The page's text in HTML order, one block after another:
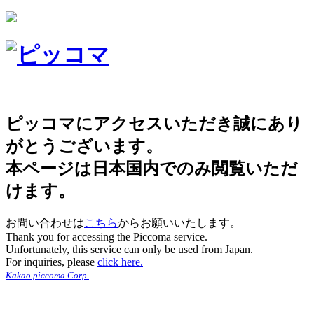
ピッコマにアクセスいただき誠にあり
がとうございます。
本ページは日本国内でのみ閲覧いただ
けます。
お問い合わせはこちらからお願いいたします。
Thank you for accessing the Piccoma service.
Unfortunately, this service can only be used from Japan.
For inquiries, please click here.
Kakao piccoma Corp.